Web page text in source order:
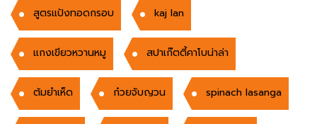
สูตรแป้งทอดกรอบ kaj lan
แกงเขียวหวานหมู สปาเก๊ตตี้คาโบน่าล่า
ต้มยำเห็ด ก๋วยจับญวน spinach lasanga